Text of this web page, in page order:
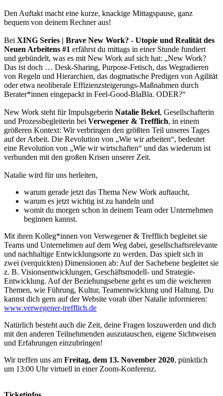
Den Auftakt macht eine kurze, knackige Mittagspause, ganz
bequem von deinem Rechner aus!
Bei XING Series | Brave New Work? - Utopie und Realität des
Neuen Arbeitens #1 erfährst du mittags in einer Stunde fundiert
und gebündelt, was es mit New Work auf sich hat: „New Work?
Das ist doch … Desk-Sharing, Purpose-Fetisch, das Wegradieren
von Regeln und Hierarchien, das dogmatische Predigen von Agilität
oder etwa neoliberale Effizienzsteigerungs-Maßnahmen durch
Berater*innen eingepackt in Feel-Good-BlaBla. ODER?“
New Work steht für Impulsgeberin Natalie Bekel, Gesellschafterin
und Prozessbegleiterin bei Verwegener & Trefflich, in einem
größeren Kontext: Wir verbringen den größten Teil unseres Tages
auf der Arbeit. Die Revolution von „Wie wir arbeiten“, bedeutet
eine Revolution von „Wie wir wirtschaften“ und das wiederum ist
verbunden mit den großen Krisen unserer Zeit.
Natalie wird für uns herleiten,
warum gerade jetzt das Thema New Work auftaucht,
warum es jetzt wichtig ist zu handeln und
womit du morgen schon in deinem Team oder Unternehmen
beginnen kannst.
Mit ihren Kolleg*innen von Verwegener & Trefflich begleitet sie
Teams und Unternehmen auf dem Weg dabei, gesellschaftsrelevante
und nachhaltige Entwicklungsorte zu werden. Das spielt sich in
zwei (verquickten) Dimensionen ab: Auf der Sachebene begleitet sie
z. B. Visionsentwicklungen, Geschäftsmodell- und Strategie-
Entwicklung. Auf der Beziehungsebene geht es um die weicheren
Themen, wie Führung, Kultur, Teamentwicklung und Haltung. Du
kannst dich gern auf der Website vorab über Natalie informieren:
www.verwegener-trefflich.de
Natürlich besteht auch die Zeit, deine Fragen loszuwerden und dich
mit den anderen Teilnehmenden auszutauschen, eigene Sichtweisen
und Erfahrungen einzubringen!
Wir treffen uns am Freitag, dem 13. November 2020, pünktlich
um 13:00 Uhr virtuell in einer Zoom-Konferenz.